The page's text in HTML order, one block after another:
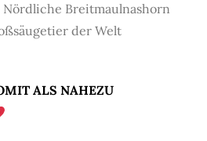
Breitmaulnashorn
der Welt
ALS NAHEZU